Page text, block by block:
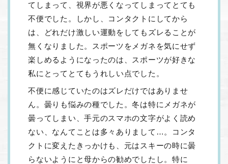
てしまって、視界が悪くなってしまってとても
不便でした。しかし、コンタクトにしてから
は、どれだけ激しい運動をしてもズレることが
無くなりました。スポーツをメガネを気にせず
楽しめるようになったのは、スポーツが好きな
私にとってとてもうれしい点でした。
不便に感じていたのはズレだけではありませ
ん。曇りも悩みの種でした。冬は特にメガネが
曇ってしまい、手元のスマホの文字がよく読め
ない、なんてことは多々ありまして…。コンタ
クトに変えたきっかけも、元はスキーの時に曇
らないようにと母からの勧めでしたし。特に